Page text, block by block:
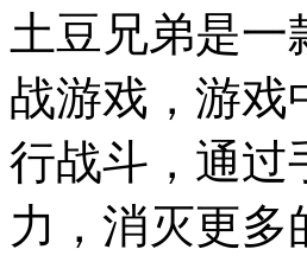
土豆兄弟是一
战游戏，游戏
行战斗，通过
力，消灭更多